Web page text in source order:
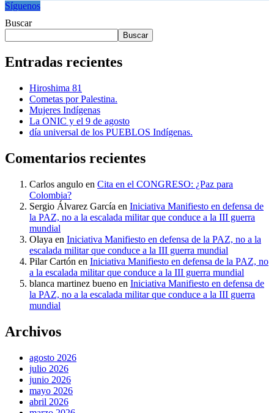
Síguenos
Buscar
Buscar
Entradas recientes
Hiroshima 81
Cometas por Palestina.
Mujeres Indígenas
La ONIC y el 9 de agosto
día universal de los PUEBLOS Indígenas.
Comentarios recientes
Carlos angulo en Cita en el CONGRESO: ¿Paz para
Colombia?
Sergio Álvarez García en Iniciativa Manifiesto en defensa de
la PAZ, no a la escalada militar que conduce a la III guerra
mundial
Olaya en Iniciativa Manifiesto en defensa de la PAZ, no a la
escalada militar que conduce a la III guerra mundial
Pilar Cartón en Iniciativa Manifiesto en defensa de la PAZ, no
a la escalada militar que conduce a la III guerra mundial
blanca martinez bueno en Iniciativa Manifiesto en defensa de
la PAZ, no a la escalada militar que conduce a la III guerra
mundial
Archivos
agosto 2026
julio 2026
junio 2026
mayo 2026
abril 2026